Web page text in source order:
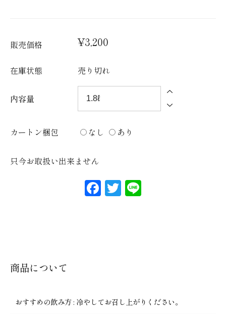
ド
定
取
に
つ
プ
イ
販売価格 ¥3,200
在庫状態 売り切れ
内容量
カートン梱包 なし あり
只今お取扱い出来ません
F
k
T
商品について
おすすめの飲み方: 冷やしてお召し上がりください。